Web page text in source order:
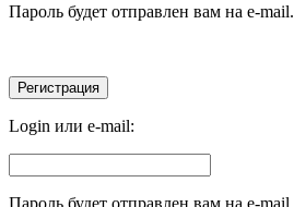
Пароль будет отправлен вам на e-mail.
Login или e-mail:
Пароль будет отправлен вам на e-mail.